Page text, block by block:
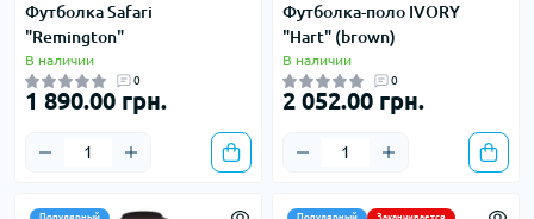
Футболка Safari
"Remington"
В наличии
0
1 890.00 грн.
Футболка-поло IVORY
"Hart" (brown)
В наличии
0
2 052.00 грн.